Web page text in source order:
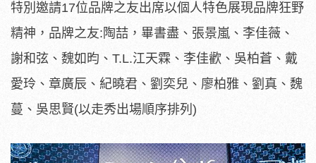
特別邀請17位品牌之友出席以個人特色展現品牌狂野
精神，品牌之友:陶喆，畢書盡、張景嵐、李佳薇、
謝和弦、魏如昀、T.L.江天霖、李佳歡、吳柏蒼、戴
愛玲、章廣辰、紀曉君、劉奕兒、廖柏雅、劉真、魏
蔓、吳思賢(以走秀出場順序排列)